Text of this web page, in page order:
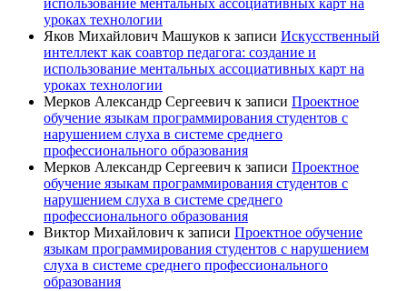
использование ментальных ассоциативных карт на
уроках технологии
Яков Михайлович Машуков к записи Искусственный
интеллект как соавтор педагога: создание и
использование ментальных ассоциативных карт на
уроках технологии
Мерков Александр Сергеевич к записи Проектное
обучение языкам программирования студентов с
нарушением слуха в системе среднего
профессионального образования
Мерков Александр Сергеевич к записи Проектное
обучение языкам программирования студентов с
нарушением слуха в системе среднего
профессионального образования
Виктор Михайлович к записи Проектное обучение
языкам программирования студентов с нарушением
слуха в системе среднего профессионального
образования